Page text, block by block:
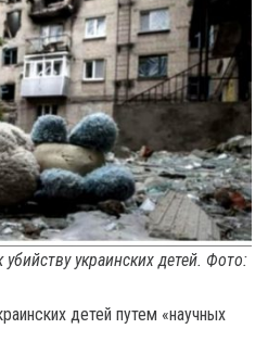
украинских детей. Фото:
детей путем «научных